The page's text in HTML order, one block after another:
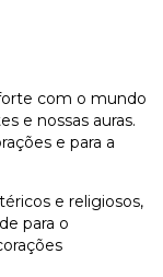
com o mundo
e nossas auras.
e para a
e religiosos,
para o